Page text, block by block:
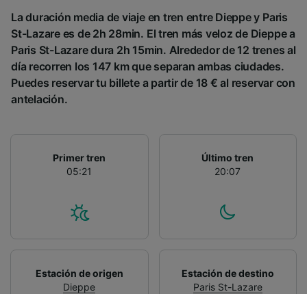
La duración media de viaje en tren entre Dieppe y Paris
St-Lazare es de 2h 28min. El tren más veloz de Dieppe a
Paris St-Lazare dura 2h 15min. Alrededor de 12 trenes al
día recorren los 147 km que separan ambas ciudades.
Puedes reservar tu billete a partir de 18 € al reservar con
antelación.
Primer tren
05:21
Último tren
20:07
Estación de origen
Dieppe
Estación de destino
Paris St-Lazare